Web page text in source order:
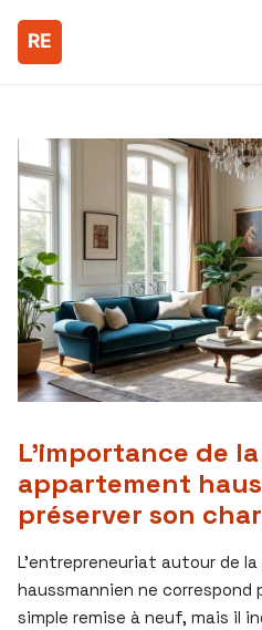
L’importance de
appartement
préserver son
L’entrepreneuriat autour de
haussmannien ne correspond
simple remise à neuf, mais il